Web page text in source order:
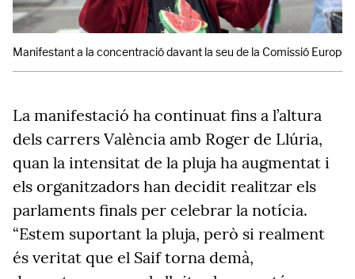
Manifestant a la concentració davant la seu de la Comissió
La manifestació ha continuat fins a l’altura
dels carrers València amb Roger de Llúria,
quan la intensitat de la pluja ha augmentat i
els organitzadors han decidit realitzar els
parlaments finals per celebrar la notícia.
“Estem suportant la pluja, però si realment
és veritat que el Saif torna demà,